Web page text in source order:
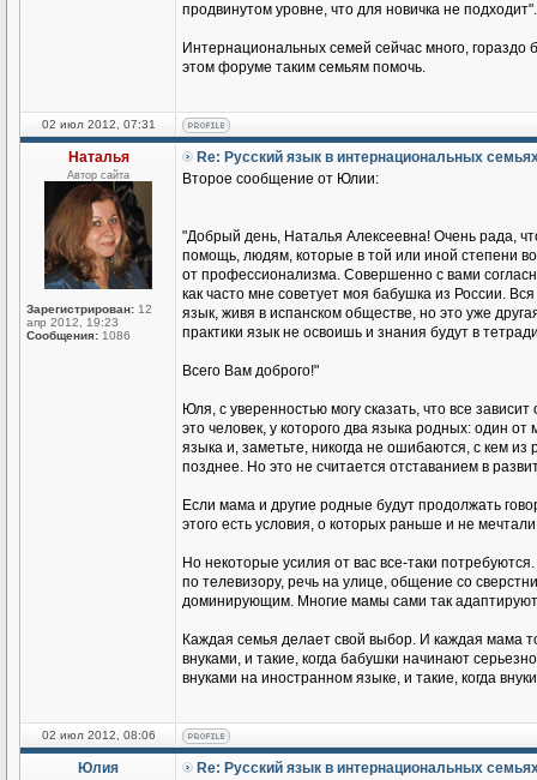
продвинутом уровне, что для новичка не подходит".
Интернациональных семей сейчас много,
этом форуме таким семьям помочь.
02 июл 2012, 07:31
Наталья
Автор сайта
Зарегистрирован: 12
апр 2012, 19:23
Сообщения: 1086
Re: Русский язык в интернациональных
Второе сообщение от Юлии:
"Добрый день, Наталья Алексеевна! Очень рада,
помощь, людям, которые в той или иной степени
от профессионализма. Совершенно с вами
как часто мне советует моя бабушка из России.
язык, живя в испанском обществе, но это уже
практики язык не освоишь и знания будут в
Всего Вам доброго!"
Юля, с уверенностью могу сказать, что все
это человек, у которого два языка родных: один
языка и, заметьте, никогда не ошибаются, с кем из
позднее. Но это не считается отставанием в
Если мама и другие родные будут продолжать
этого есть условия, о которых раньше и не
Но некоторые усилия от вас все-таки
по телевизору, речь на улице, общение со
доминирующим. Многие мамы сами так
Каждая семья делает свой выбор. И каждая мама
внуками, и такие, когда бабушки начинают
внуками на иностранном языке, и такие, когда
02 июл 2012, 08:06
Юлия
Re: Русский язык в интернациональных